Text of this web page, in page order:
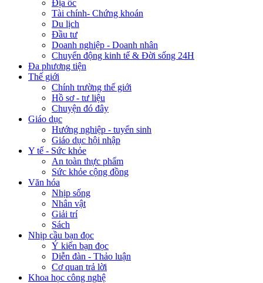
Địa ốc
Tài chính- Chứng khoán
Du lịch
Đầu tư
Doanh nghiệp - Doanh nhân
Chuyển động kinh tế & Đời sống 24H
Đa phương tiện
Thế giới
Chính trường thế giới
Hồ sơ - tư liệu
Chuyện đó đây
Giáo dục
Hướng nghiệp - tuyển sinh
Giáo dục hội nhập
Y tế - Sức khỏe
An toàn thực phẩm
Sức khỏe cộng đồng
Văn hóa
Nhịp sống
Nhân vật
Giải trí
Sách
Nhịp cầu bạn đọc
Ý kiến bạn đọc
Diễn đàn - Thảo luận
Cơ quan trả lời
Khoa học công nghệ